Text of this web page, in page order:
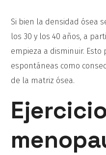
Si bien la densidad ósea
los 30 y los 40 años, a
empieza a disminuir.
espontáneas como
de la matriz ósea.